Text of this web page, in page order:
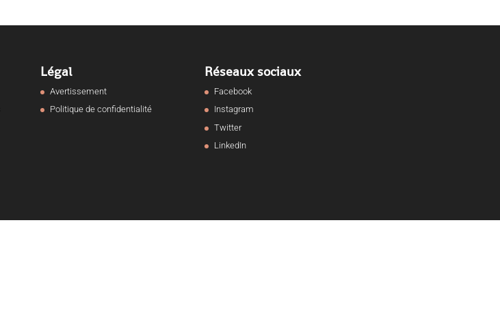
Légal
Avertissement
Politique de confidentialité
Réseaux sociaux
Facebook
Instagram
Twitter
LinkedIn